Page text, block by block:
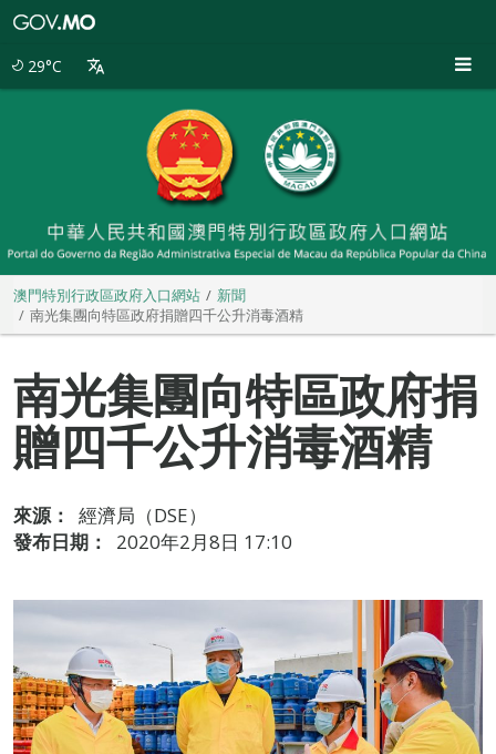
29°C
澳門特別行政區政府入口網站
新聞
南光集團向特區政府捐贈四千公升消毒酒精
南光集團向特區政府捐
贈四千公升消毒酒精
來源：
經濟局（DSE）
發布日期：
2020年2月8日 17:10